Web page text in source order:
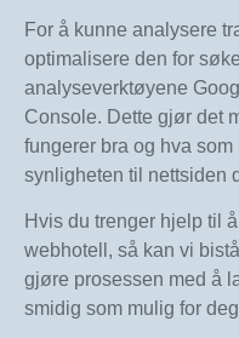
For å kunne analysere
optimalisere den for
analyseverktøyene
Console. Dette gjør det
fungerer bra og hva
synligheten til nettsiden
Hvis du trenger hjelp til
webhotell, så kan vi
gjøre prosessen med å
smidig som mulig for